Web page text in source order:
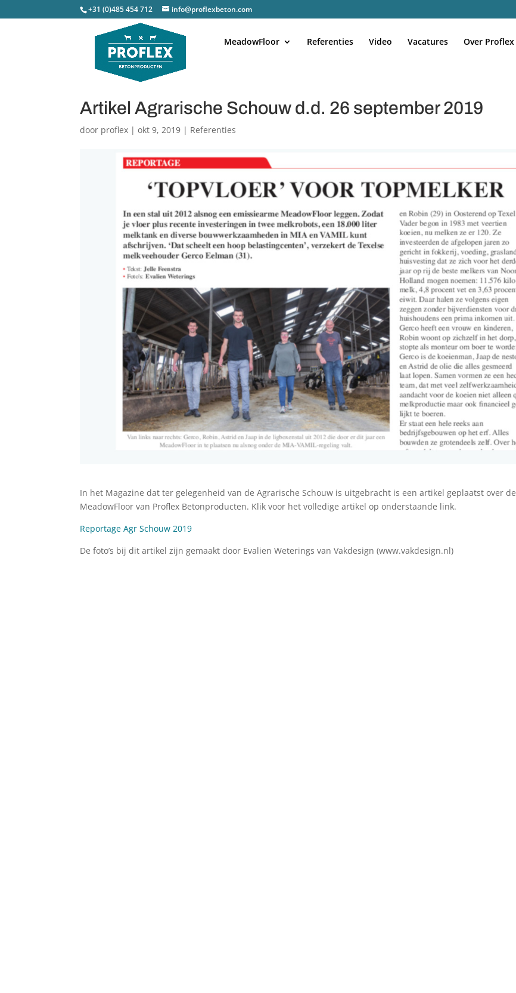
+31 (0)485 454 712 info@proflexbeton.com
MeadowFloor Referenties Video Vacatures Over Proflex
Artikel Agrarische Schouw d.d. 26 september 2019
door proflex |okt 9, 2019 | Referenties
In het Magazine dat ter gelegenheid van de Agrarische Schouw is uitgebracht is een artikel geplaatst over de
MeadowFloor van Proflex Betonproducten. Klik voor het volledige artikel op onderstaande link.
Reportage Agr Schouw 2019
De foto’s bij dit artikel zijn gemaakt door Evalien Weterings van Vakdesign (www.vakdesign.nl)